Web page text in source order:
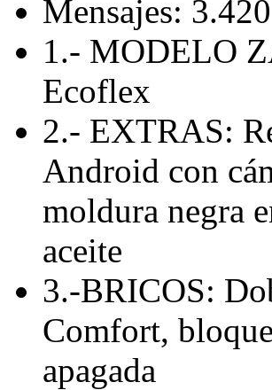
Mensajes: 3.420
1.- MODELO
Ecoflex
2.- EXTRAS:
Android con
moldura negra
aceite
3.-BRICOS:
Comfort,
apagada